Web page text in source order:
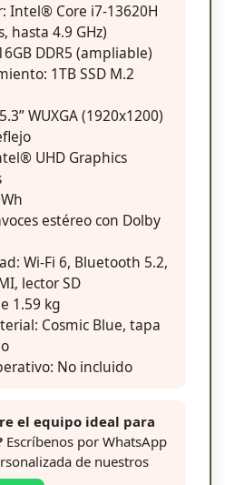
Intel® Core i7-13620H
hasta 4.9 GHz)
DDR5 (ampliable)
1TB SSD M.2
WUXGA (1920x1200)
UHD Graphics
estéreo con Dolby
Wi-Fi 6, Bluetooth 5.2,
lector SD
1.59 kg
Cosmic Blue, tapa
No incluido
el equipo ideal para
Escríbenos por WhatsApp
de nuestros